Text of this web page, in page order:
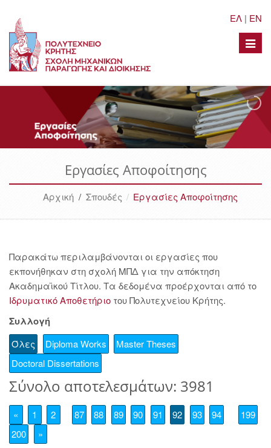
ΕΛ | EN
Toggle
Εργασίες Αποφοίτησης
Αρχική/ Σπουδές Εργασίες Αποφοίτησης
Παρακάτω περιλαμβάνονται οι εργασίες που
εκπονήθηκαν στη σχολή ΜΠΔ για την απόκτηση
Ακαδημαϊκού Τίτλου. Τα δεδομένα προέρχονται από το
Ιδρυματικό Αποθετήριο του Πολυτεχνείου Κρήτης.
Συλλογή
Όλες Diploma Works
Master Theses
Doctoral Dissertations
Σύνολο αποτελεσμάτων: 3981
« 1 2 87 88 89 90 91 92 93 94
199
200
»